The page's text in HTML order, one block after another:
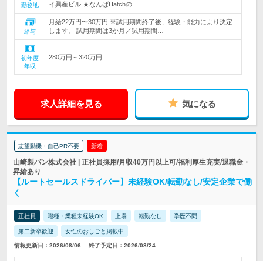
勤務地
イ興産ビル ★なんばHatchの…
給与
月給22万円〜30万円 ※試用期間終了後、経験・能力により決定
します。 試用期間は3か月／試用期間…
初年度
年収
280万円～320万円
求人詳細を見る 気になる
志望動機・自己PR不要 新着
山崎製パン株式会社 | 正社員採用/月収40万円以上可/福利厚生充実/退職金・
昇給あり
【ルートセールスドライバー】未経験OK/転勤なし/安定企業で働
く
正社員 職種・業種未経験OK 上場 転勤なし 学歴不問
第二新卒歓迎 女性のおしごと掲載中
情報更新日：2026/08/06 終了予定日：2026/08/24